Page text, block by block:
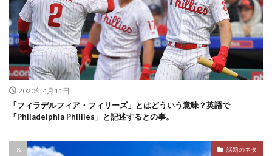
2020年4月11日
「フィラデルフィア・フィリーズ」とはどういう意味？英語で
「Philadelphia Phillies」と記述するとの事。
話題のネタ